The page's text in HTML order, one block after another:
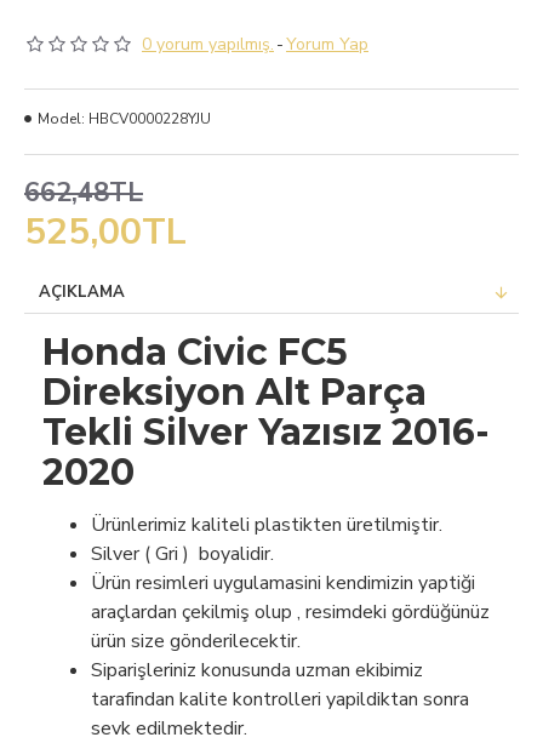
0 yorum yapılmış. -Yorum Yap
525,00TL
662,48TL
Model: HBCV0000228YJU
AÇIKLAMA
Honda Civic FC5
Direksiyon Alt Parça
Tekli Silver Yazısız 2016-
2020
Ürünlerimiz kaliteli plastikten üretilmiştir.
Silver ( Gri ) boyalidir.
Ürün resimleri uygulamasini kendimizin yaptiği
araçlardan çekilmiş olup , resimdeki gördüğünüz
ürün size gönderilecektir.
Siparişleriniz konusunda uzman ekibimiz
tarafindan kalite kontrolleri yapildiktan sonra
sevk edilmektedir.